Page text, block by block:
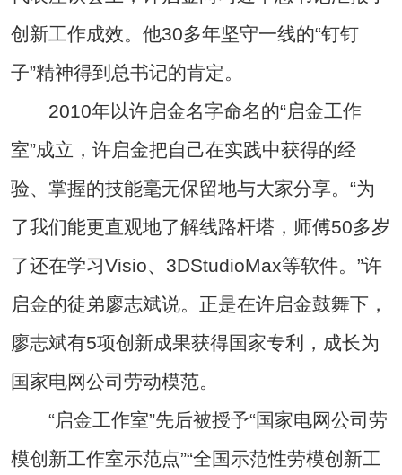
创新工作成效。他30多年坚守一线的“钉钉
子”精神得到总书记的肯定。
2010年以许启金名字命名的“启金工作
室”成立，许启金把自己在实践中获得的经
验、掌握的技能毫无保留地与大家分享。“为
了我们能更直观地了解线路杆塔，师傅50多岁
了还在学习Visio、3DStudioMax等软件。”许
启金的徒弟廖志斌说。正是在许启金鼓舞下，
廖志斌有5项创新成果获得国家专利，成长为
国家电网公司劳动模范。
“启金工作室”先后被授予“国家电网公司劳
模创新工作室示范点”“全国示范性劳模创新工